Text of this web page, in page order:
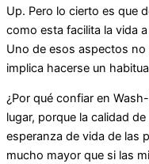
Up. Pero lo cierto es que
como esta facilita la vida
Uno de esos aspectos
implica hacerse un
¿Por qué confiar en
lugar, porque la calidad
esperanza de vida de las
mucho mayor que si las